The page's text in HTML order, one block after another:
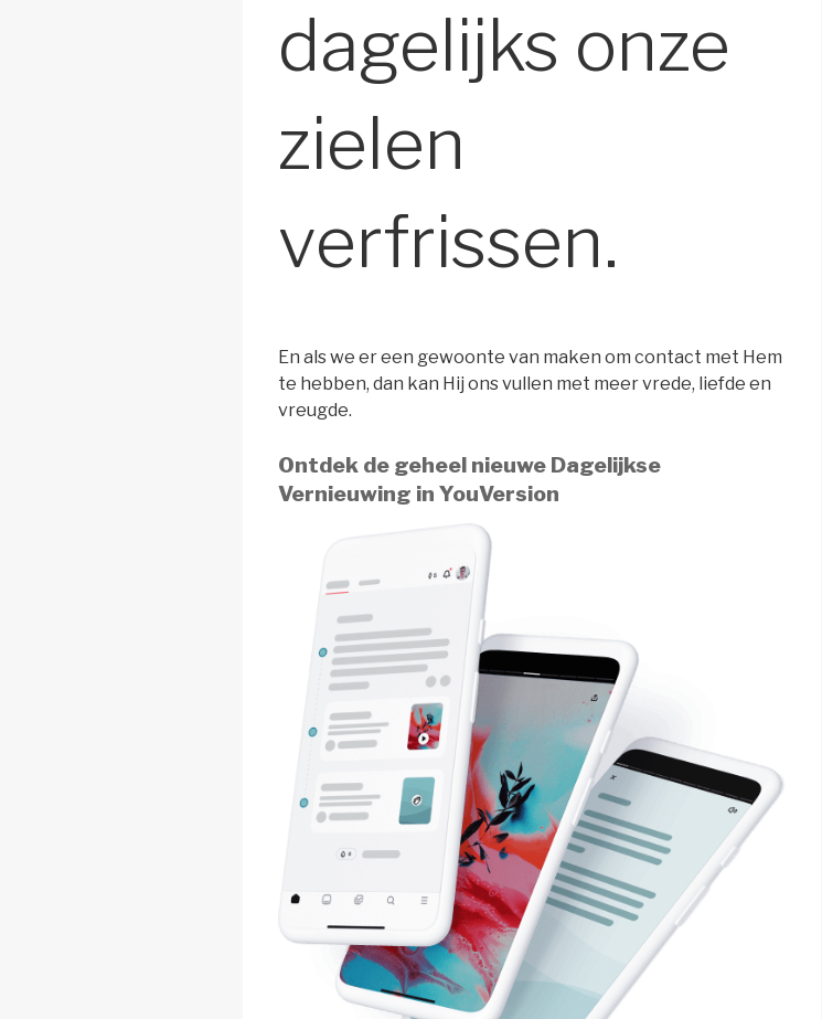
dagelijks onze
zielen
verfrissen.
En als we er een gewoonte van maken om contact met Hem
te hebben, dan kan Hij ons vullen met meer vrede, liefde en
vreugde.
Ontdek de geheel nieuwe Dagelijkse
Vernieuwing in YouVersion